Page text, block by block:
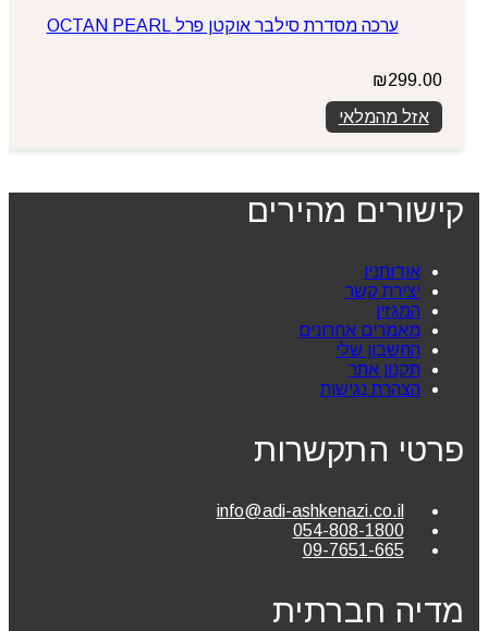
ערכה מסדרת סילבר אוקטן פרל OCTAN PEARL
₪299.00
אזל מהמלאי
קישורים מהירים
אודותניו
יצירת קשר
המגזין
מאמרים אחרונים
החשבון שלי
תקנון אתר
הצהרת נגישות
פרטי התקשרות
info@adi-ashkenazi.co.il
054-808-1800
09-7651-665
מדיה חברתית